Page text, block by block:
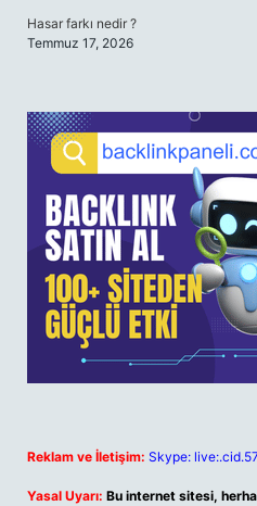
Hasar farkı nedir ?
Temmuz 17, 2026
Reklam ve İletişim: Skype:
Yasal Uyarı: Bu internet sitesi,